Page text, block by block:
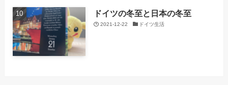
ドイツの冬至と日本の冬至
2021-12-22 ドイツ生活